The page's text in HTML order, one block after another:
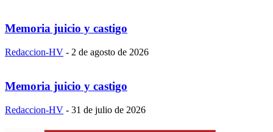
Memoria juicio y castigo
Redaccion-HV - 2 de agosto de 2026
Memoria juicio y castigo
Redaccion-HV - 31 de julio de 2026